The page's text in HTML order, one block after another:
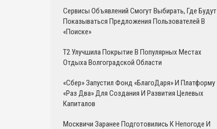
Сервисы Объявлений Смогут Выбирать, Где Будут
Показываться Предложения Пользователей В
«Поиске»
T2 Улучшила Покрытие В Популярных Местах
Отдыха Волгоградской Области
«Сбер» Запустил Фонд «БлагоДаря» И Платформу
«Раз Два» Для Создания И Развития Целевых
Капиталов
Москвичи Заранее Подготовились К Непогоде И